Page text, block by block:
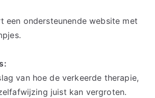
een ondersteunende website met
van hoe de verkeerde therapie,
juist kan vergroten.